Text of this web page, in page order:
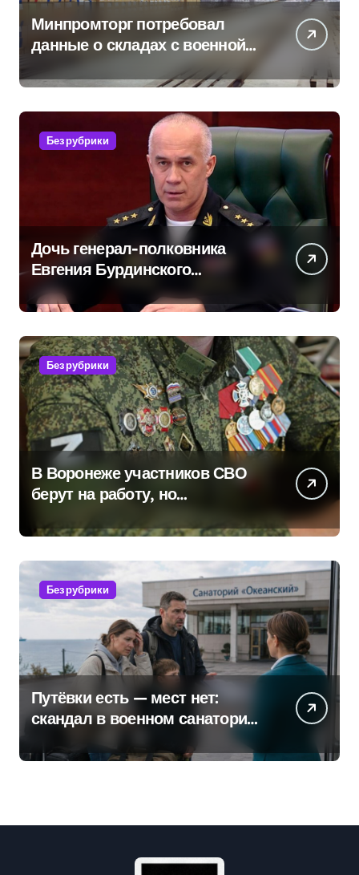
Минпромторг потребовал
данные о складах с военной
продукцией: предприятия
обратились в СК
Без рубрики
Дочь генерал-полковника
Евгения Бурдинского
оказывает платные услуги по
вопросам военной службы и
бронирования
Без рубрики
В Воронеже участников СВО
берут на работу, но
удержаться удаётся не всем
Без рубрики
Путёвки есть — мест нет:
скандал в военном санатории